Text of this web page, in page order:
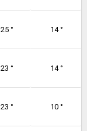
25 ° 14 °
23 ° 14 °
23 ° 10 °